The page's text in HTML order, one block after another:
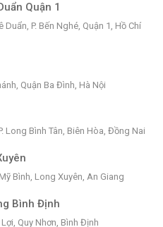
Quận 1
P. Bến Nghé, Quận 1, Hồ Chí
Quận Ba Đình, Hà Nội
Long Bình Tân, Biên Hòa, Đồng Nai
Bình, Long Xuyên, An Giang
Bình Định
Quy Nhơn, Bình Định